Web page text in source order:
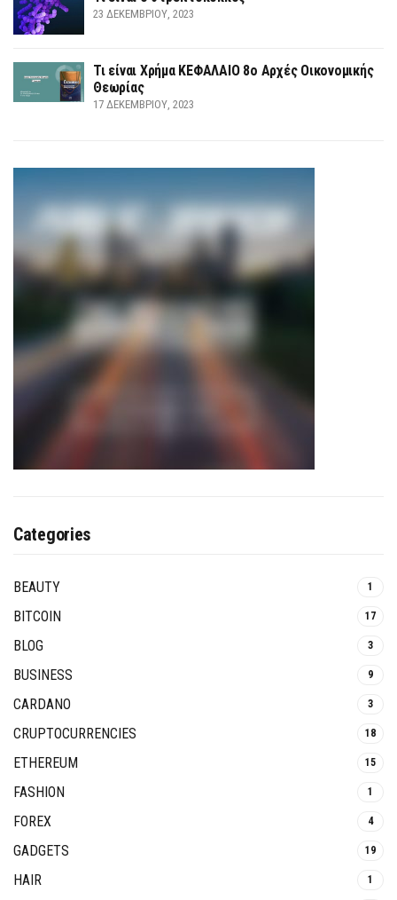
23 ΔΕΚΕΜΒΡΊΟΥ, 2023
Τι είναι Χρήμα ΚΕΦΑΛΑΙΟ 8ο Αρχές Οικονομικής
Θεωρίας
17 ΔΕΚΕΜΒΡΊΟΥ, 2023
Categories
BEAUTY 1
BITCOIN 17
BLOG 3
BUSINESS 9
CARDANO 3
CRUPTOCURRENCIES 18
ETHEREUM 15
FASHION 1
FOREX 4
GADGETS 19
HAIR 1